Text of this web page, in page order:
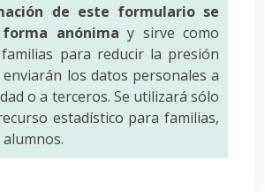
de este formulario se
anónima y sirve como
para reducir la presión
enviarán los datos personales a
o a terceros. Se utilizará sólo
estadístico para familias,